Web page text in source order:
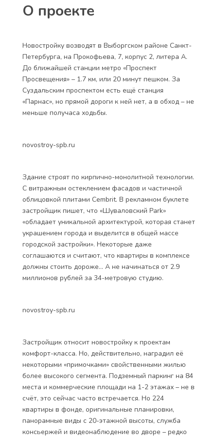
О проекте
Новостройку возводят в Выборгском районе Санкт-
Петербурга, на Прокофьева, 7, корпус 2, литера А.
До ближайшей станции метро «Проспект
Просвещения» – 1.7 км, или 20 минут пешком. За
Суздальским проспектом есть ещё станция
«Парнас», но прямой дороги к ней нет, а в обход – не
меньше получаса ходьбы.
novostroy-spb.ru
Здание строят по кирпично-монолитной технологии.
С витражным остеклением фасадов и частичной
облицовкой плитами Cembrit. В рекламном буклете
застройщик пишет, что «Шуваловский Park»
«обладает уникальной архитектурой, которая станет
украшением города и выделится в общей массе
городской застройки». Некоторые даже
соглашаются и считают, что квартиры в комплексе
должны стоить дороже… А не начинаться от 2.9
миллионов рублей за 34-метровую студию.
novostroy-spb.ru
Застройщик относит новостройку к проектам
комфорт-класса. Но, действительно, наградил её
некоторыми «примочками» свойственными жилью
более высокого сегмента. Подземный паркинг на 84
места и коммерческие площади на 1-2 этажах – не в
счёт, это сейчас часто встречается. Но 224
квартиры в фонде, оригинальные планировки,
панорамные виды с 20-этажной высоты, служба
консьержей и видеонаблюдение во дворе – редко